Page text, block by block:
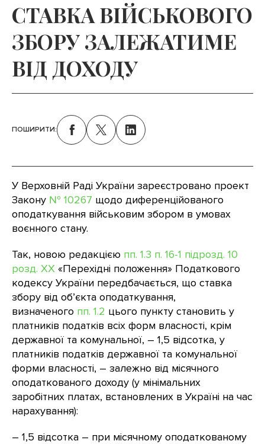
СТАВКА ВІЙСЬКОВОГО
ЗБОРУ ЗАЛЕЖАТИМЕ
ВІД ДОХОДУ
У Верховній Раді України зареєстровано проект
Закону № 10267 щодо диференційованого
оподаткування військовим збором в умовах
воєнного стану.
Так, новою редакцією пп. 1.3 п. 16-1 підрозд. 10
розд. XX «Перехідні положення» Податкового
кодексу України передбачається, що ставка
збору від об’єкта оподаткування,
визначеного пп. 1.2 цього пункту становить у
платників податків всіх форм власності, крім
державної та комунальної, – 1,5 відсотка, у
платників податків державної та комунальної
форми власності, – залежно від місячного
оподаткованого доходу (у мінімальних
заробітних платах, встановлених в Україні на час
нарахування):
– 1,5 відсотка – при місячному оподаткованому
ПОШИРИТИ: